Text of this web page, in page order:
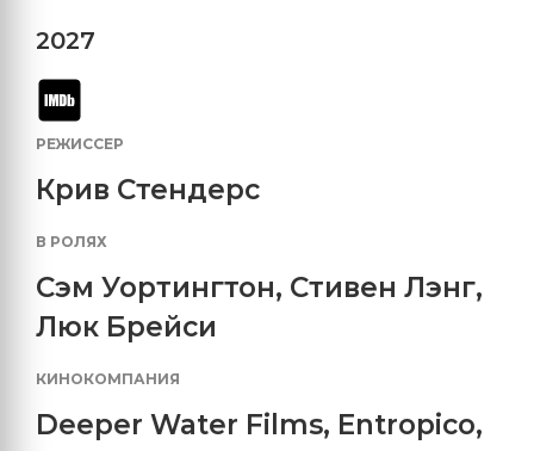
2027
РЕЖИССЕР
Крив Стендерс
В РОЛЯХ
Сэм Уортингтон, Стивен Лэнг,
Люк Брейси
КИНОКОМПАНИЯ
Deeper Water Films, Entropico,